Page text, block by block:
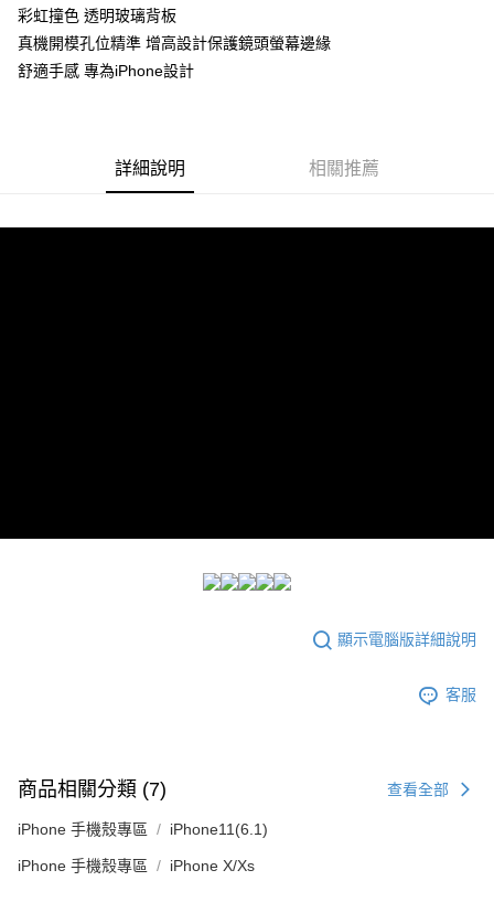
Apple Pay
街口支付
每筆NT$100，滿NT$999(含以上)免運費
彩虹撞色 透明玻璃背板
真機開模孔位精準 增高設計保護鏡頭螢幕邊緣
舒適手感 專為iPhone設計
詳細說明 相關推薦
顯示電腦版詳細說明
客服
商品相關分類 (7) 查看全部
iPhone 手機殼專區 iPhone11(6.1)
iPhone 手機殼專區 iPhone X/Xs